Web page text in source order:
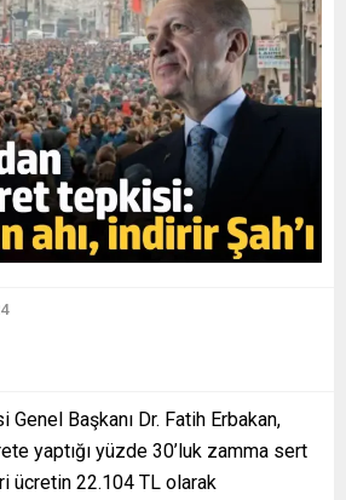
Başkanı Dr. Fatih Erbakan,
yaptığı yüzde 30’luk zamma sert
ücretin 22.104 TL olarak